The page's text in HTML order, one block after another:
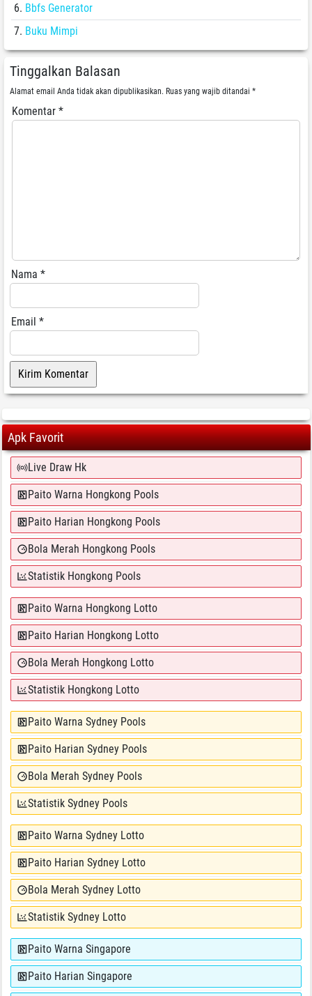
Bbfs Generator
Buku Mimpi
Tinggalkan Balasan
Alamat email Anda tidak akan dipublikasikan. Ruas yang wajib ditandai *
Komentar *
Nama *
Email *
Apk Favorit
Live Draw Hk
Paito Warna Hongkong Pools
Paito Harian Hongkong Pools
Bola Merah Hongkong Pools
Statistik Hongkong Pools
Paito Warna Hongkong Lotto
Paito Harian Hongkong Lotto
Bola Merah Hongkong Lotto
Statistik Hongkong Lotto
Paito Warna Sydney Pools
Paito Harian Sydney Pools
Bola Merah Sydney Pools
Statistik Sydney Pools
Paito Warna Sydney Lotto
Paito Harian Sydney Lotto
Bola Merah Sydney Lotto
Statistik Sydney Lotto
Paito Warna Singapore
Paito Harian Singapore